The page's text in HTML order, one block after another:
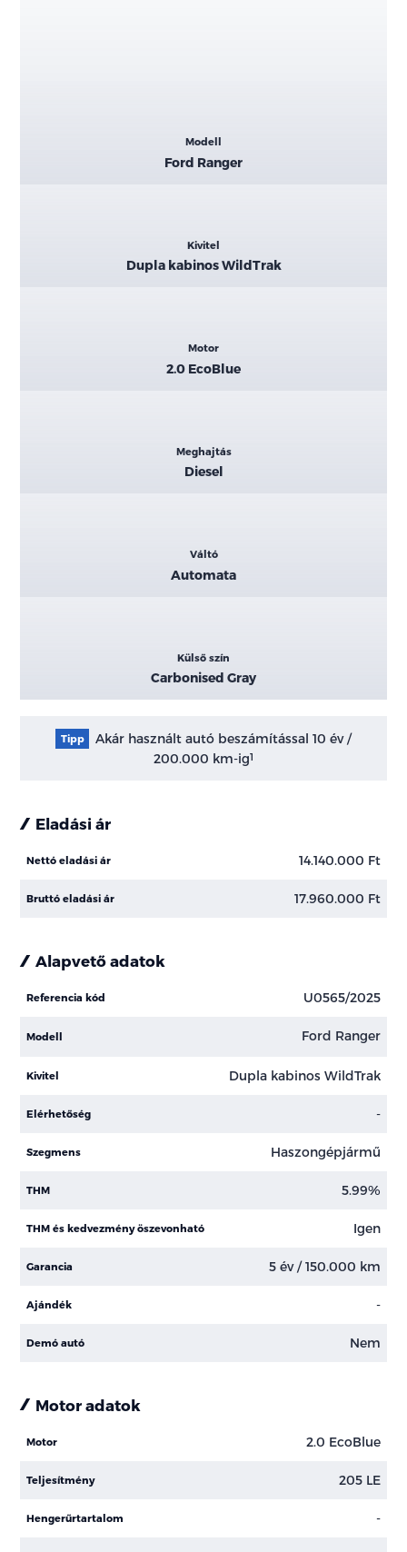
Modell
Ford Ranger
Kivitel
Dupla kabinos WildTrak
Motor
2.0 EcoBlue
Meghajtás
Diesel
Váltó
Automata
Külső szín
Carbonised Gray
Tipp
Akár használt autó beszámítással 10 év /
200.000 km-ig1
Eladási ár
Nettó eladási ár 14.140.000 Ft
Bruttó eladási ár 17.960.000 Ft
Alapvető adatok
Referencia kód U0565/2025
Modell Ford Ranger
Kivitel Dupla kabinos WildTrak
Elérhetőség -
Szegmens Haszongépjármű
THM 5.99%
THM és kedvezmény öszevonható Igen
Garancia 5 év / 150.000 km
Ajándék -
Demó autó Nem
Motor adatok
Motor 2.0 EcoBlue
Teljesítmény 205 LE
Hengerűrtartalom -